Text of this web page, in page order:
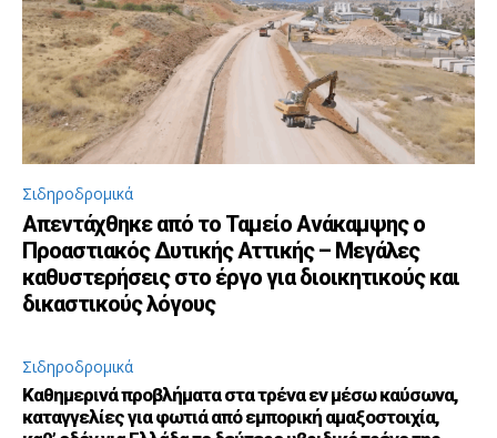
Σιδηροδρομικά
Απεντάχθηκε από το Ταμείο Ανάκαμψης ο
Προαστιακός Δυτικής Αττικής – Μεγάλες
καθυστερήσεις στο έργο για διοικητικούς και
δικαστικούς λόγους
Σιδηροδρομικά
Καθημερινά προβλήματα στα τρένα εν μέσω καύσωνα,
καταγγελίες για φωτιά από εμπορική αμαξοστοιχία,